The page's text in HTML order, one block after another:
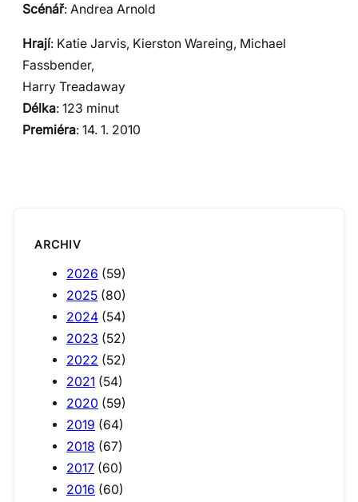
Scénář: Andrea Arnold
Hrají: Katie Jarvis, Kierston Wareing, Michael
Fassbender,
Harry Treadaway
Délka: 123 minut
Premiéra: 14. 1. 2010
ARCHIV
2026 (59)
2025 (80)
2024 (54)
2023 (52)
2022 (52)
2021 (54)
2020 (59)
2019 (64)
2018 (67)
2017 (60)
2016 (60)